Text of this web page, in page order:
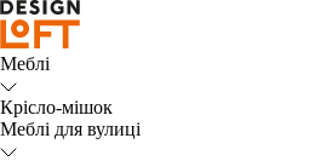
Меблі
Крісло-мішок
Меблі для вулиці